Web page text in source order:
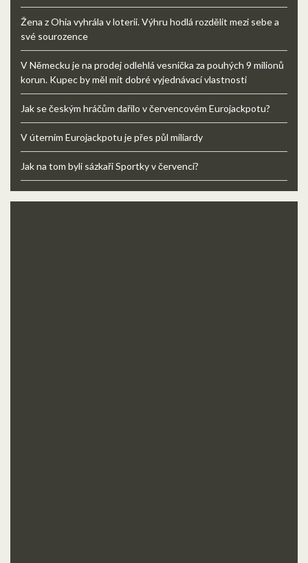
Žena z Ohia vyhrála v loterii. Výhru hodlá rozdělit mezi sebe a
své sourozence
V Německu je na prodej odlehlá vesnička za pouhých 9 milionů
korun. Kupec by měl mít dobré vyjednávací vlastnosti
Jak se českým hráčům dařilo v červencovém Eurojackpotu?
V úterním Eurojackpotu je přes půl miliardy
Jak na tom byli sázkaři Sportky v červenci?